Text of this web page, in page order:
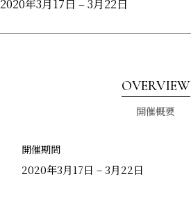
2020年3月17日 – 3月22日
OVERVIEW
開催概要
開催期間
2020年3月17日 – 3月22日